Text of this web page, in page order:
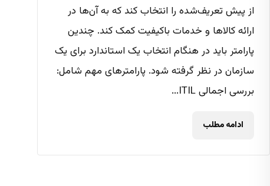
از پیش تعریف‌شده را انتخاب کند که به آن‌ها در
ارائه کالاها و خدمات باکیفیت کمک کند. چندین
پارامتر باید در هنگام انتخاب یک استاندارد برای یک
سازمان در نظر گرفته شود. پارامترهای مهم شامل:
بررسی اجمالی ITIL...
ادامه مطلب